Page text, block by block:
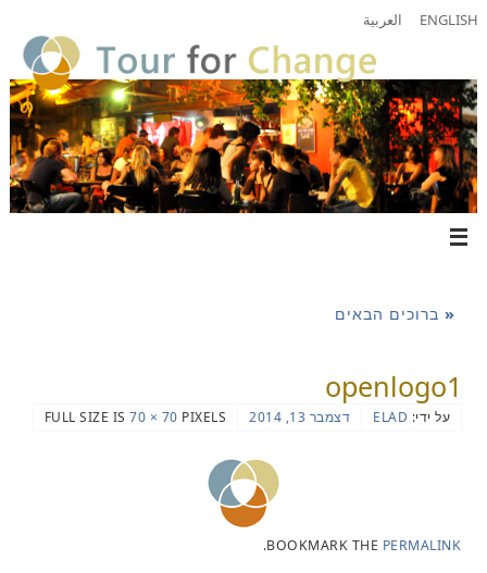
ENGLISH العربية
«ברוכים הבאים
openlogo1
על ידי: ELAD דצמבר 13, 2014 FULL SIZE IS 70 × 70 PIXELS
BOOKMARK THE PERMALINK
.